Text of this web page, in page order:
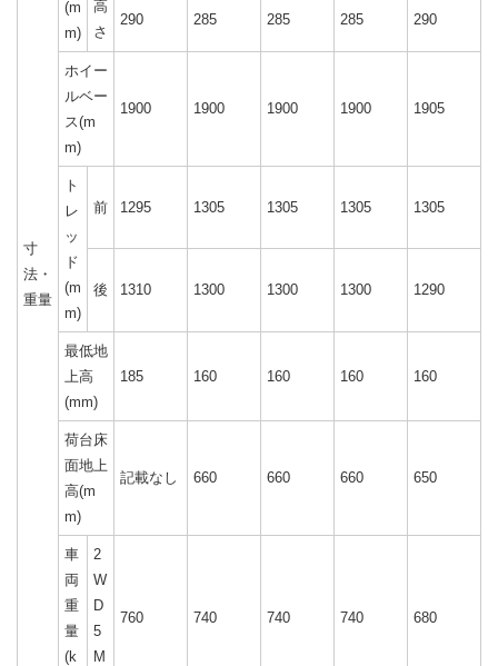
寸
法・
重量
(m
m)
高
さ
290 285 285 285 290
ホイー
ルベー
ス(m
m)
1900 1900 1900 1900 1905
ト
レ
ッ
ド
(m
m)
前 1295 1305 1305 1305 1305
後 1310 1300 1300 1300 1290
最低地
上高
(mm)
185 160 160 160 160
荷台床
面地上
高(m
m)
記載なし 660 660 660 650
車
両
重
量
(k
2
W
D
5
M
760 740 740 740 680